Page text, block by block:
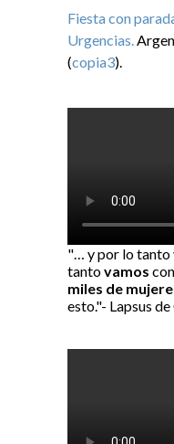
Fiesta con
Urgencias.
(copia3).
"… y por lo tanto
tantovamos
miles de
esto."- Lapsus